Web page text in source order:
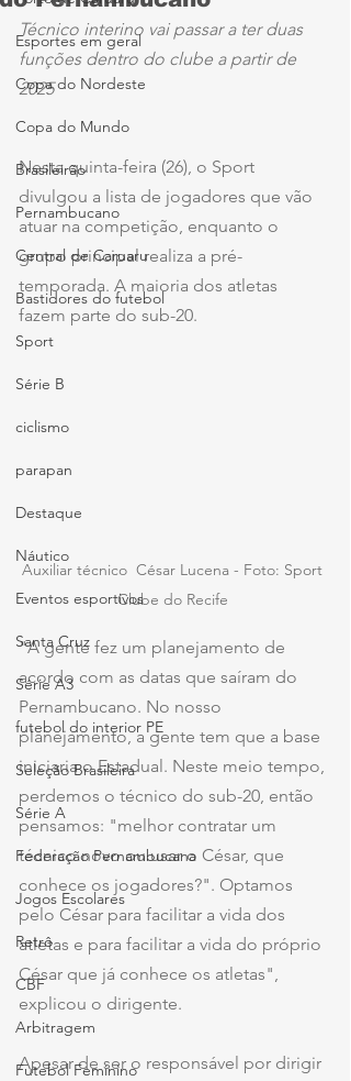
Esportes em geral
Copa do Nordeste
Copa do Mundo
Brasileirão
Pernambucano
Central de Caruaru
Bastidores do futebol
Sport
Série B
ciclismo
parapan
Destaque
Náutico
Eventos esportivos
Santa Cruz
Série A3
futebol do interior PE
Seleção Brasileira
Série A
Federação Pernambucana
Jogos Escolares
Retrô
CBF
Arbitragem
Futebol Feminino
Técnico interino vai passar a ter duas
funções dentro do clube a partir de
2025
Nesta quinta-feira (26), o Sport
divulgou a lista de jogadores que vão
atuar na competição, enquanto o
grupo principal realiza a pré-
temporada. A maioria dos atletas
fazem parte do sub-20.
Auxiliar técnico  César Lucena - Foto: Sport
Clube do Recife
"A gente fez um planejamento de
acordo com as datas que saíram do
Pernambucano. No nosso
planejamento, a gente tem que a base
iniciaria o Estadual. Neste meio tempo,
perdemos o técnico do sub-20, então
pensamos: "melhor contratar um
técnico novo ou usar o César, que
conhece os jogadores?". Optamos
pelo César para facilitar a vida dos
atletas e para facilitar a vida do próprio
César que já conhece os atletas",
explicou o dirigente.
Apesar de ser o responsável por dirigir